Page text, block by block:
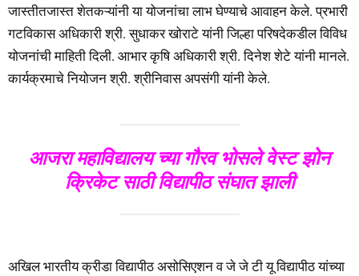
जास्तीतजास्त शेतकऱ्यांनी या योजनांचा लाभ घेण्याचे आवाहन केले. प्रभारी
गटविकास अधिकारी श्री. सुधाकर खोराटे यांनी जिल्हा परिषदेकडील विविध
योजनांची माहिती दिली. आभार कृषि अधिकारी श्री. दिनेश शेटे यांनी मानले.
कार्यक्रमाचे नियोजन श्री. श्रीनिवास अपसंगी यांनी केले.
आजरा महाविद्यालय च्या गौरव भोसले वेस्ट झोन
क्रिकेट साठी विद्यापीठ संघात झाली
अखिल भारतीय क्रीडा विद्यापीठ असोसिएशन व जे जे टी यू विद्यापीठ यांच्या